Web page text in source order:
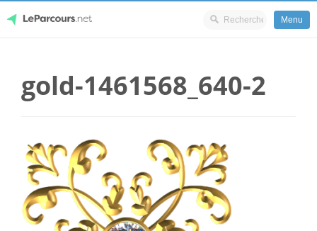
content
Menu
gold-1461568_640-2